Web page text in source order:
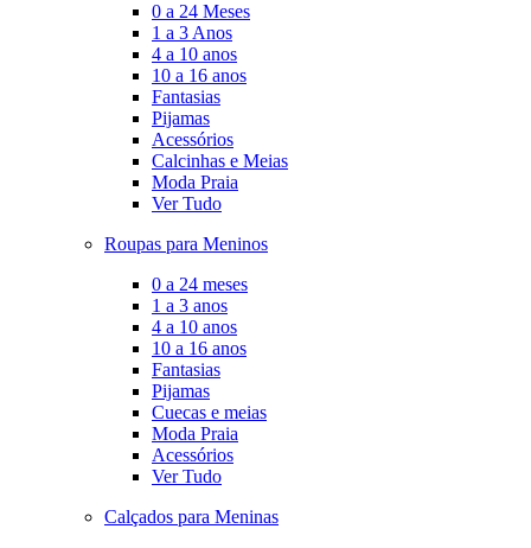
0 a 24 Meses
1 a 3 Anos
4 a 10 anos
10 a 16 anos
Fantasias
Pijamas
Acessórios
Calcinhas e Meias
Moda Praia
Ver Tudo
Roupas para Meninos
0 a 24 meses
1 a 3 anos
4 a 10 anos
10 a 16 anos
Fantasias
Pijamas
Cuecas e meias
Moda Praia
Acessórios
Ver Tudo
Calçados para Meninas